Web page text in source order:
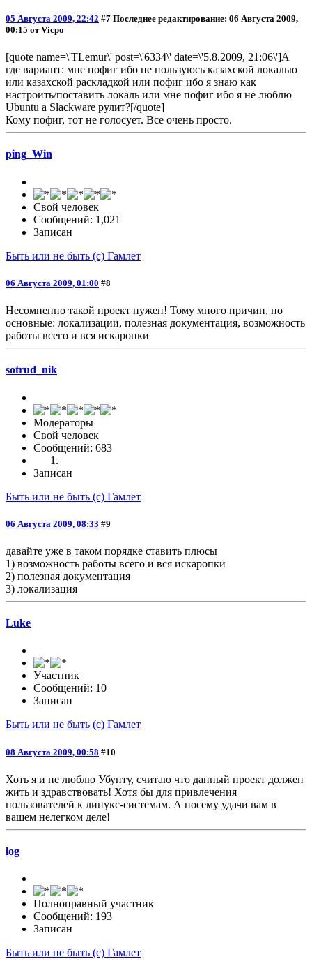
05 Августа 2009, 22:42 #7 Последнее редактирование: 06 Августа 2009,
00:15 от Vicpo
[quote name=\'TLemur\' post=\'6334\' date=\'5.8.2009, 21:06\']А
где вариант: мне пофиг ибо не пользуюсь казахской локалью
или казахской раскладкой или пофиг ибо я знаю как
настроить/поставить локаль или мне пофиг ибо я не люблю
Ubuntu а Slackware рулит?[/quote]
Кому пофиг, тот не голосует. Все очень просто.
ping_Win
Свой человек
Сообщений: 1,021
Записан
Быть или не быть (с) Гамлет
06 Августа 2009, 01:00 #8
Несомненно такой проект нужен! Тому много причин, но
основные: локализации, полезная документация, возможность
работы всего и вся искаропки
sotrud_nik
Модераторы
Свой человек
Сообщений: 683
Записан
Быть или не быть (с) Гамлет
06 Августа 2009, 08:33 #9
давайте уже в таком порядке ставить плюсы
1) возможность работы всего и вся искаропки
2) полезная документация
3) локализация
Luke
Участник
Сообщений: 10
Записан
Быть или не быть (с) Гамлет
08 Августа 2009, 00:58 #10
Хоть я и не люблю Убунту, считаю что данный проект должен
жить и здравствовать! Хотя бы для привлечения
пользователей к линукс-системам. А посему удачи вам в
вашем нелегком деле!
log
Полноправный участник
Сообщений: 193
Записан
Быть или не быть (с) Гамлет